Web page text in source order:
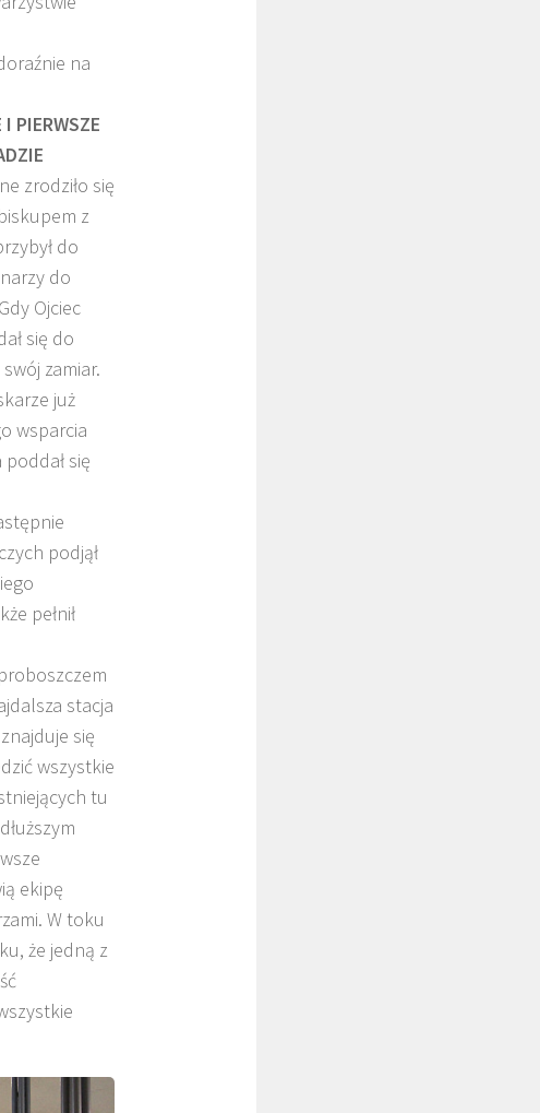
na
PIERWSZE
zrodziło się
z
do
do
Ojciec
się do
zamiar.
już
wsparcia
się
podjął
pełnił
stacja
się
wszystkie
tu
ekipę
W toku
że jedną z